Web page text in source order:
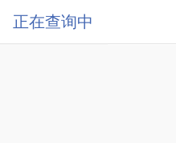
正在查询中